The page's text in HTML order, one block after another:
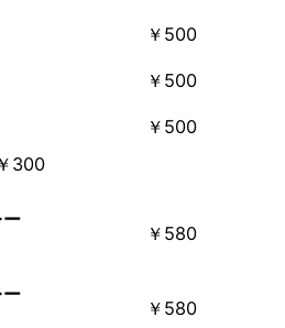
￥500
￥500
￥500
300
￥580
￥580